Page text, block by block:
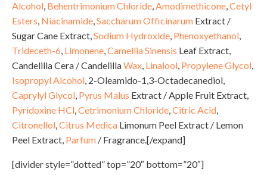
Alcohol Behentrimonium Chloride Amodimethicone Cetyl
Esters Niacinamide Saccharum Officinarum Extract /
Sugar Cane Extract, Sodium Hydroxide Phenoxyethanol
Trideceth-6 Limonene Camellia Sinensis Leaf Extract,
Candelilla Cera / CandelillaWax Linalool Propylene Glycol
Isopropyl Alcohol , 2-Oleamido-1,3-Octadecanediol,
Caprylyl Glycol Pyrus Malus Extract / Apple Fruit Extract,
Pyridoxine HCl Cetrimonium Chloride Citric Acid
Citronellol Citrus Medica Limonum Peel Extract / Lemon
Peel Extract, Parfum / Fragrance.[/expand]
[divider style=”dotted” top=”20″ bottom=”20″]